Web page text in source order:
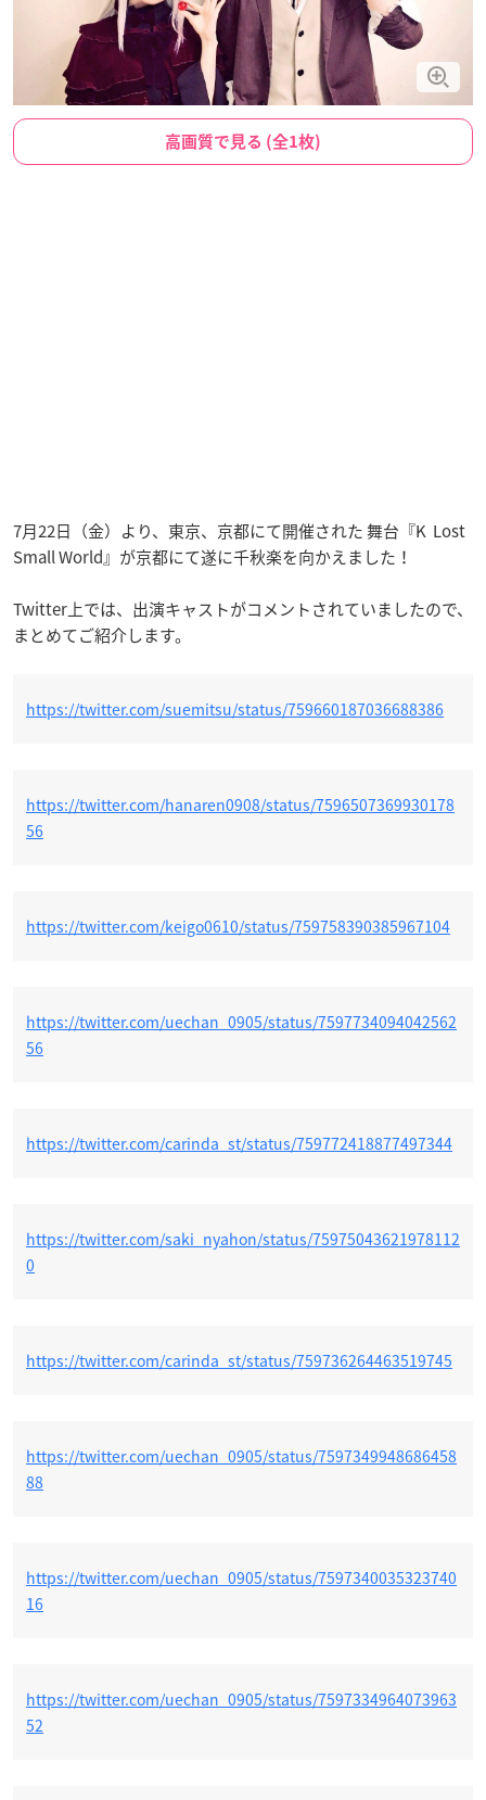
高画質で見る (全1枚)
7月22日（金）より、東京、京都にて開催された 舞台『K Lost
Small World』が京都にて遂に千秋楽を向かえました！
Twitter上では、出演キャストがコメントされていましたので、
まとめてご紹介します。
https://twitter.com/suemitsu/status/759660187036688386
https://twitter.com/hanaren0908/status/7596507369930178
56
https://twitter.com/keigo0610/status/759758390385967104
https://twitter.com/uechan_0905/status/7597734094042562
56
https://twitter.com/carinda_st/status/759772418877497344
https://twitter.com/saki_nyahon/status/75975043621978112
0
https://twitter.com/carinda_st/status/759736264463519745
https://twitter.com/uechan_0905/status/7597349948686458
88
https://twitter.com/uechan_0905/status/7597340035323740
16
https://twitter.com/uechan_0905/status/7597334964073963
52